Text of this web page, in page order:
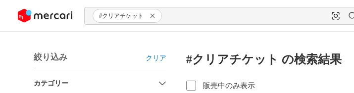
ツにスキップ #クリアチケット
絞り込み クリア
カテゴリー
#クリアチケット の検索結果
販売中のみ表示